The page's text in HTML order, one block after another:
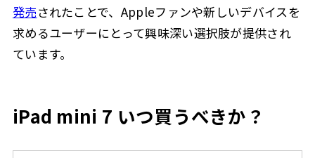
発売されたことで、Appleファンや新しいデバイスを
求めるユーザーにとって興味深い選択肢が提供され
ています。
iPad mini 7 いつ買うべきか？